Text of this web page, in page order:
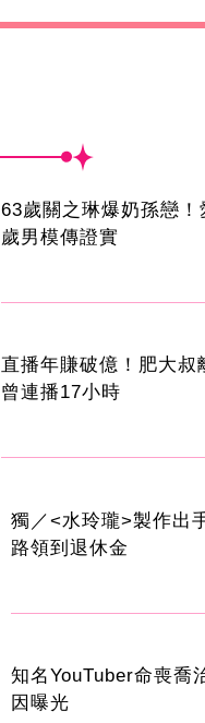
63歲關之琳爆奶孫戀！
歲男模傳證實
直播年賺破億！肥大
曾連播17小時
獨／<水玲瓏>製作
路領到退休金
知名YouTuber命喪
因曝光